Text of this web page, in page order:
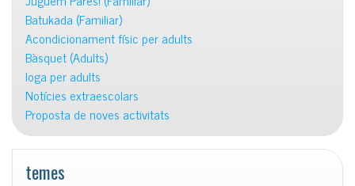
Batukada (Familiar)
Acondicionament físic per adults
Bàsquet (Adults)
Ioga per adults
Notícies extraescolars
Proposta de noves activitats
temes